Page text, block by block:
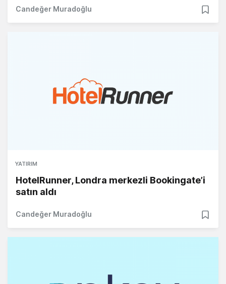
Candeğer Muradoğlu
YATIRIM
HotelRunner, Londra merkezli Bookingate’i
satın aldı
Candeğer Muradoğlu